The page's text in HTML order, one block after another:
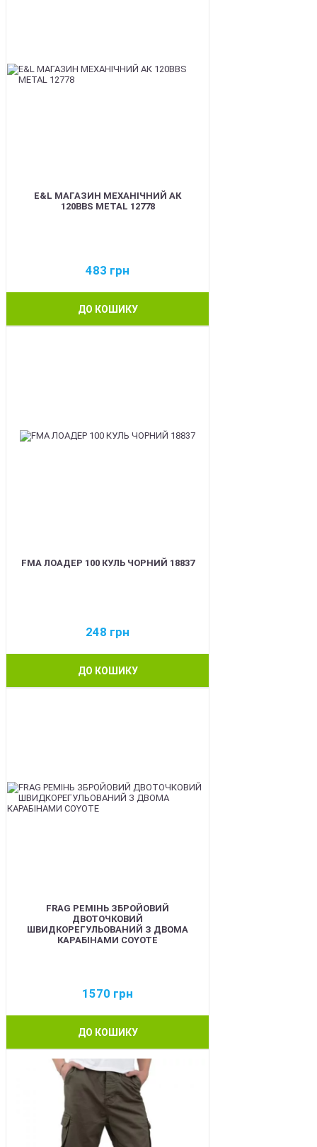
E&L МАГАЗИН МЕХАНІЧНИЙ АК
120BBS METAL 12778
483 грн
ДО КОШИКУ
FMA ЛОАДЕР 100 КУЛЬ ЧОРНИЙ 18837
248 грн
ДО КОШИКУ
FRAG РЕМІНЬ ЗБРОЙОВИЙ
ДВОТОЧКОВИЙ
ШВИДКОРЕГУЛЬОВАНИЙ З ДВОМА
КАРАБІНАМИ COYOTE
1570 грн
ДО КОШИКУ